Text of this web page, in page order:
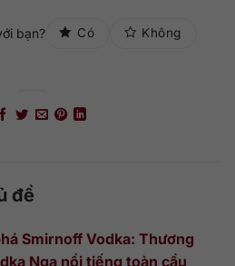
bạn? Có Không
đề
Smirnoff Vodka: Thương
Nga nổi tiếng toàn cầu